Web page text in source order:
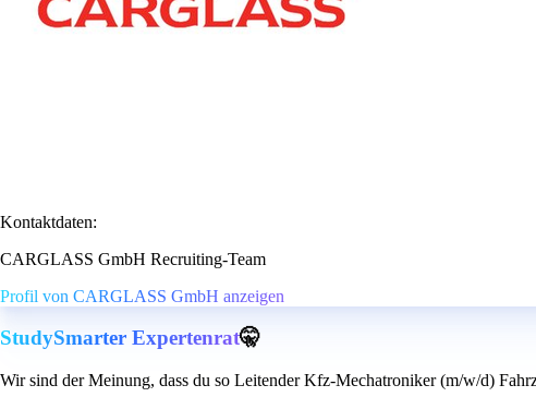
Kontaktdaten:
CARGLASS GmbH Recruiting-Team
Profil von CARGLASS GmbH anzeigen
StudySmarter Expertenrat🤫
Wir sind der Meinung, dass du so Leitender Kfz-Mechatroniker (m/w/d)